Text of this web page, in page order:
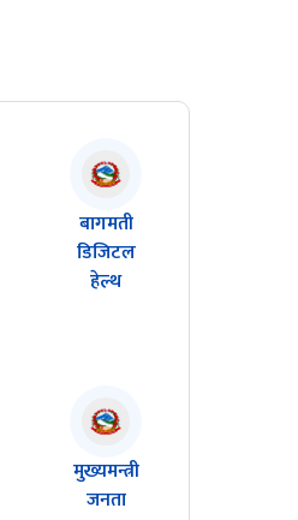
बागमती
डिजिटल
हेल्थ
मुख्यमन्त्री
जनता